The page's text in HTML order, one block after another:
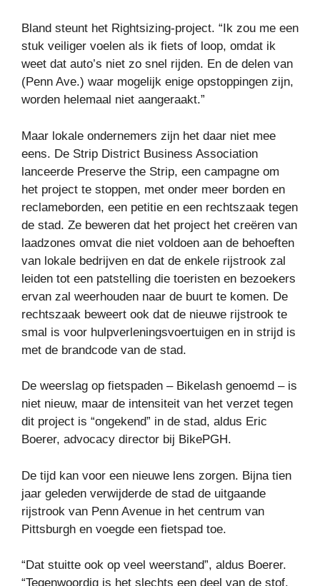
Bland steunt het Rightsizing-project. “Ik zou me een
stuk veiliger voelen als ik fiets of loop, omdat ik
weet dat auto’s niet zo snel rijden. En de delen van
(Penn Ave.) waar mogelijk enige opstoppingen zijn,
worden helemaal niet aangeraakt.”
Maar lokale ondernemers zijn het daar niet mee
eens. De Strip District Business Association
lanceerde Preserve the Strip, een campagne om
het project te stoppen, met onder meer borden en
reclameborden, een petitie en een rechtszaak tegen
de stad. Ze beweren dat het project het creëren van
laadzones omvat die niet voldoen aan de behoeften
van lokale bedrijven en dat de enkele rijstrook zal
leiden tot een patstelling die toeristen en bezoekers
ervan zal weerhouden naar de buurt te komen. De
rechtszaak beweert ook dat de nieuwe rijstrook te
smal is voor hulpverleningsvoertuigen en in strijd is
met de brandcode van de stad.
De weerslag op fietspaden – Bikelash genoemd – is
niet nieuw, maar de intensiteit van het verzet tegen
dit project is “ongekend” in de stad, aldus Eric
Boerer, advocacy director bij BikePGH.
De tijd kan voor een nieuwe lens zorgen. Bijna tien
jaar geleden verwijderde de stad de uitgaande
rijstrook van Penn Avenue in het centrum van
Pittsburgh en voegde een fietspad toe.
“Dat stuitte ook op veel weerstand”, aldus Boerer.
“Tegenwoordig is het slechts een deel van de stof.